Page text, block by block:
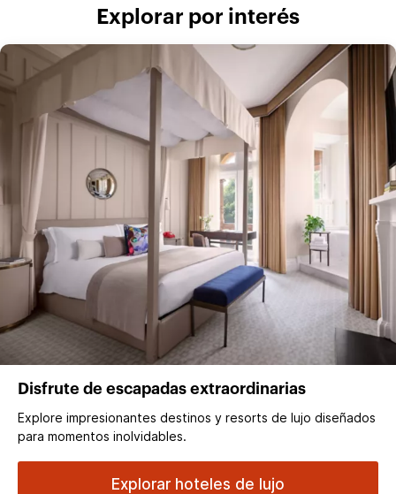
Explorar por interés
Disfrute de escapadas extraordinarias
Explore impresionantes destinos y resorts de lujo diseñados
para momentos inolvidables.
Explorar hoteles de lujo